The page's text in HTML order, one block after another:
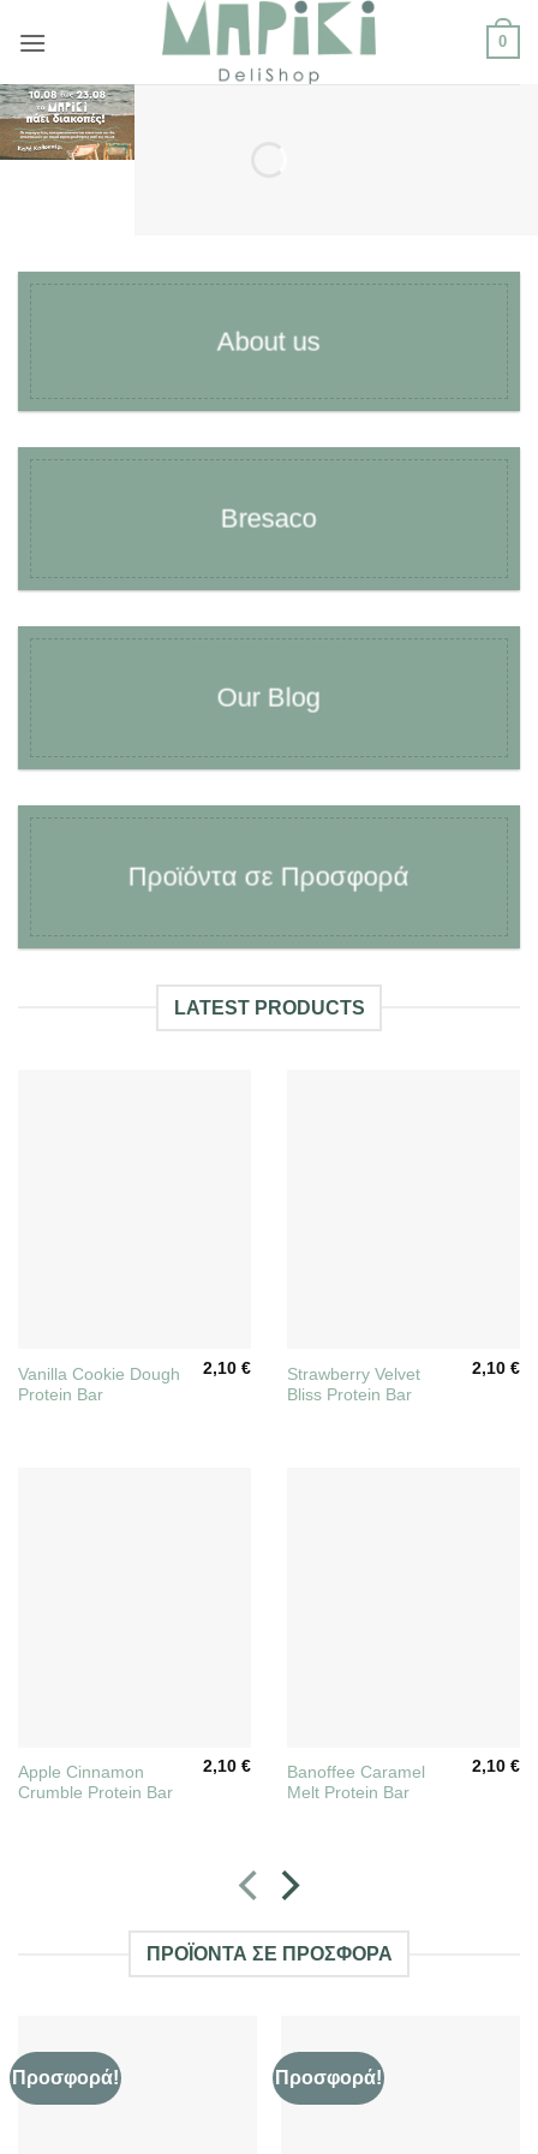
στο
0
About us
Bresaco
Our Blog
Προϊόντα σε Προσφορά
LATEST PRODUCTS
Vanilla Cookie Dough
Protein Bar
2,10 €
Strawberry Velvet
Bliss Protein Bar
2,10 €
Apple Cinnamon
Crumble Protein Bar
2,10 €
Banoffee Caramel
Melt Protein Bar
2,10 €
ΠΡΟΪΌΝΤΑ ΣΕ ΠΡΟΣΦΟΡΆ
Προσφορά! Προσφορά!